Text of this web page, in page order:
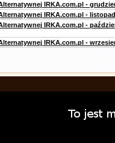
IRKA.com.pl -
IRKA.com.pl - listopad
IRKA.com.pl -
IRKA.com.pl -